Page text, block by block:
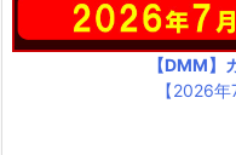
【DMM】
【2026